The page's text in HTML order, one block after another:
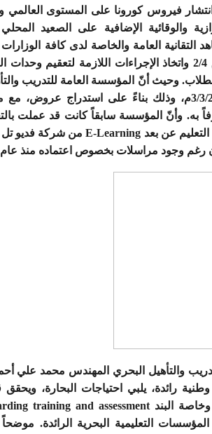
فيروس كورونا على المستوى العالمي
والوقائية الإضافية على الصعيد
الخميس الموافق 2/4 واتخاذ الإجراءات اللازمة
2020 بتاريخ 3/3/2020م، وذلك بناءً على استدراج
به. وأنّ المؤسسة سابقاً كانت قد عملت
رغم وجود مراسلات بخصوص اعتماده منذ عام
والتأهيل البحري المهندس محمد علي
رائدة، يلبي احتياجات البحارة،
التعليمية البحرية الرائدة. موضحاً